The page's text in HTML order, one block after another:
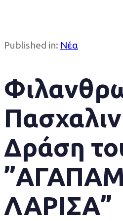
Published in: Νέα
Δράση
ΛΑΡΙΣΑ”